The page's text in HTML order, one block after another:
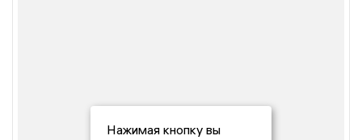
Нажимая кнопку вы